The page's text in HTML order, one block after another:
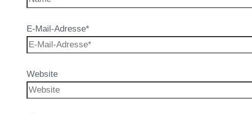
E-Mail-Adresse*
Website